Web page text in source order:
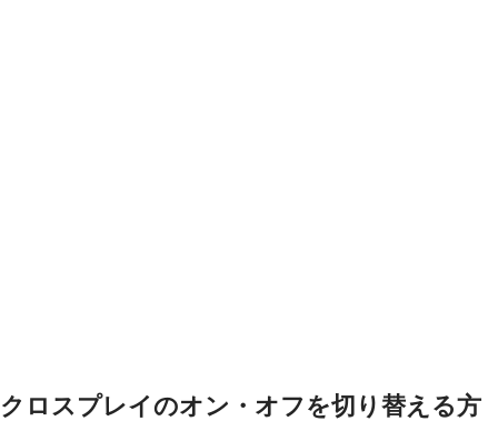
クロスプレイのオン・オフを切り替える方